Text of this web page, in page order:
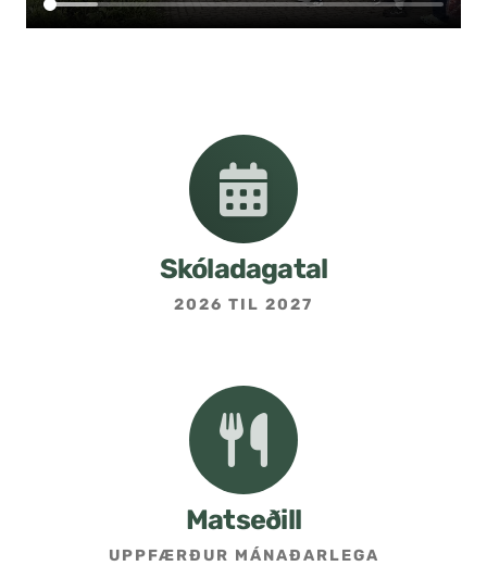
Skóladagatal
2026 TIL 2027
Matseðill
UPPFÆRÐUR MÁNAÐARLEGA
Foreldrafélag
Samstarf heimilis og skóla
Áætlanir og stefnur